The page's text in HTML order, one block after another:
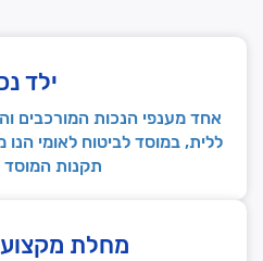
ילד
אחד מענפי הנכות המורכבים
ללית, במוסד לביטוח לאומי
תקנות המוסד
מחלת